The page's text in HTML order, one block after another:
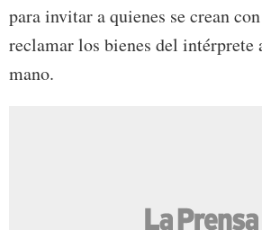
para invitar a quienes se crean
reclamar los bienes del intérprete
mano.